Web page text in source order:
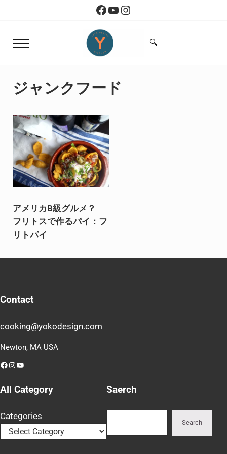
Skip to header right navigationFacebook
YouTube
Instagram
Menu
Yoko Design Kitchen
Search...
🔍
ジャンクフード
アメリカB級グルメ？
フリトスで作るパイ：フ
リトパイ
Contact
cooking@yokodesign.com
Newton, MA USA
Facebook
Instagram
YouTube
All Category
Categories
Saerch
Search